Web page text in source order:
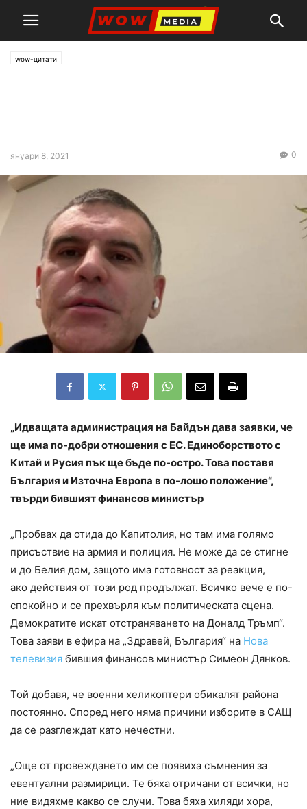
wow-цитати
януари 8, 2021 0
„Идващата администрация на Байдън дава заявки, че
ще има по-добри отношения с ЕС. Единоборството с
Китай и Русия пък ще бъде по-остро. Това поставя
България и Източна Европа в по-лошо положение“,
твърди бившият финансов министър
„Пробвах да отида до Капитолия, но там има голямо
присъствие на армия и полиция. Не може да се стигне
и до Белия дом, защото има готовност за реакция,
ако действия от този род продължат. Всичко вече е по-
спокойно и се прехвърля към политическата сцена.
Демократите искат отстраняването на Доналд Тръмп“.
Това заяви в ефира на „Здравей, България“ на Нова
телевизия бившия финансов министър Симеон Дянков.
Той добавя, че военни хеликоптери обикалят района
постоянно. Според него няма причини изборите в САЩ
да се разглеждат като нечестни.
„Още от провеждането им се появиха съмнения за
евентуални размирици. Те бяха отричани от всички, но
ние видяхме какво се случи. Това бяха хиляди хора,